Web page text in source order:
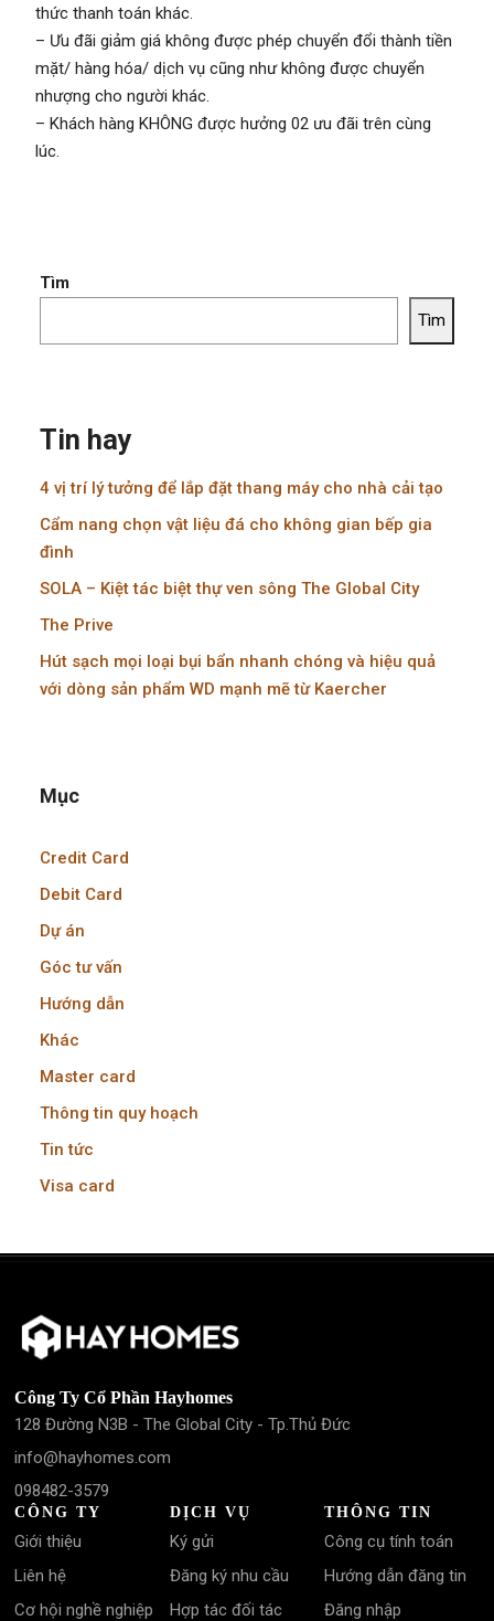
thức thanh toán khác.
– Ưu đãi giảm giá không được phép chuyển đổi thành tiền
mặt/ hàng hóa/ dịch vụ cũng như không được chuyển
nhượng cho người khác.
– Khách hàng KHÔNG được hưởng 02 ưu đãi trên cùng
lúc.
Tìm
Tìm
Tin hay
4 vị trí lý tưởng để lắp đặt thang máy cho nhà cải tạo
Cẩm nang chọn vật liệu đá cho không gian bếp gia
đình
SOLA – Kiệt tác biệt thự ven sông The Global City
The Prive
Hút sạch mọi loại bụi bẩn nhanh chóng và hiệu quả
với dòng sản phẩm WD mạnh mẽ từ Kaercher
Mục
Credit Card
Debit Card
Dự án
Góc tư vấn
Hướng dẫn
Khác
Master card
Thông tin quy hoạch
Tin tức
Visa card
Công Ty Cổ Phần Hayhomes
128 Đường N3B - The Global City - Tp.Thủ Đức
info@hayhomes.com
098482-3579
CÔNG TY
Giới thiệu
Liên hệ
Cơ hội nghề nghiệp
DỊCH VỤ
Ký gửi
Đăng ký nhu cầu
Hợp tác đối tác
THÔNG TIN
Công cụ tính toán
Hướng dẫn đăng tin
Đăng nhập